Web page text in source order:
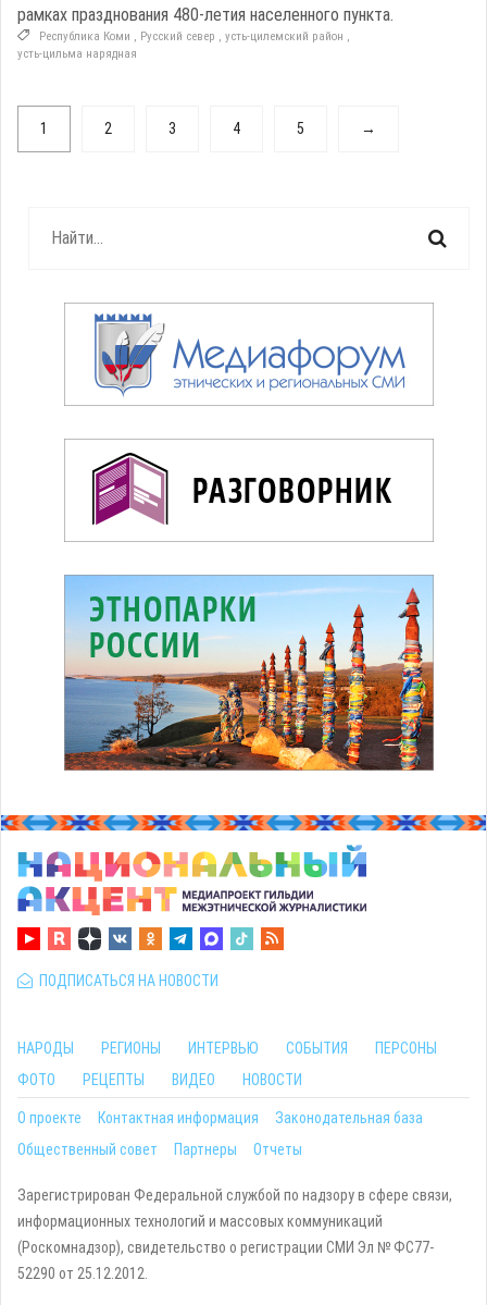
рамках празднования 480-летия населенного пункта.
Республика Коми , Русский север , усть-цилемский район ,
усть-цильма нарядная
1 2 3 4 5 →
ПОДПИСАТЬСЯ НА НОВОСТИ
НАРОДЫ РЕГИОНЫ ИНТЕРВЬЮ СОБЫТИЯ
ПЕРСОНЫ
ФОТО
РЕЦЕПТЫ ВИДЕО НОВОСТИ
О проекте Контактная информация
Законодательная база
Общественный совет
Партнеры Отчеты
Зарегистрирован Федеральной службой по надзору в сфере связи,
информационных технологий и массовых коммуникаций
(Роскомнадзор), свидетельство о регистрации СМИ Эл № ФС77-
52290 от 25.12.2012.